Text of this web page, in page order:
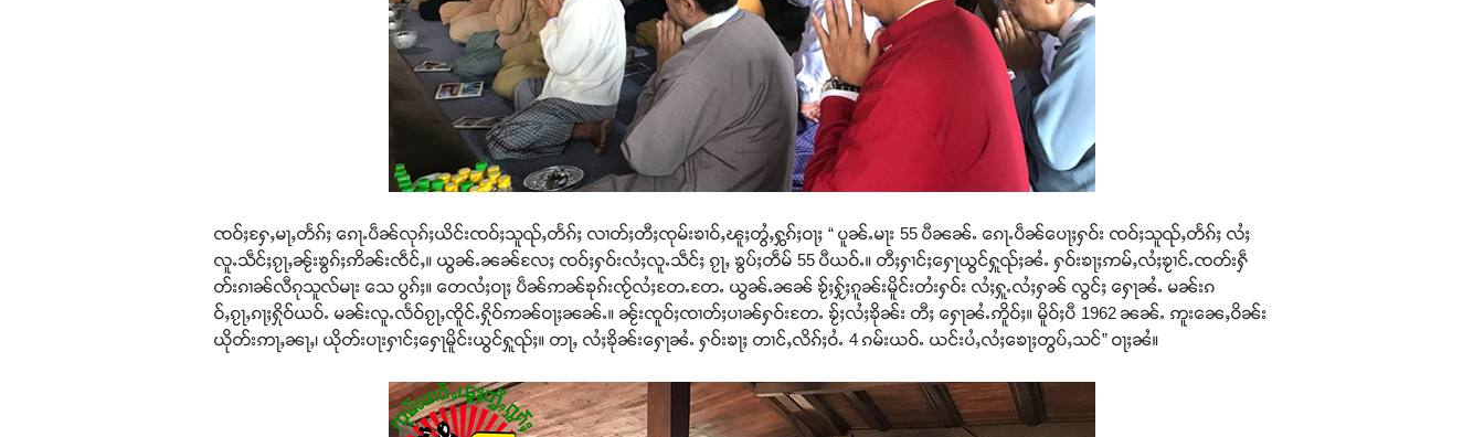
ၸဝ်ႈႁႄႇမႃႇတႅၵ်ႈ ၵေႃႉပဵၼ်လုၵ်ႈယိင်းၸဝ်ႈသူၺ်ႇတႅၵ်ႈ လၢတ်ႈတီႈၸုမ်းၶၢဝ်ႇၽူႈတွႆႇႁွၵ်ႈဝႃႈ “ ပူၼ်ႉမႃး 55 ပီၼၼ်ႉ ၵေႃႉပဵၼ်ပေႃႈႁဝ်း ၸဝ်ႈသူၺ်ႇတႅၵ်ႈ လႆႈ
လူႉသဵင်ႈၵႂႃႇၼႂ်းၶွၵ်ႈဢိၼ်းၸဵင်ႇ။ ယွၼ်ႉၼၼ်လႄႈ ၸဝ်ႈႁဝ်းလႆႈလူႉသဵင်ႈ ၵႂႃႇ ၶွပ်ႈတဵမ် 55 ပီယဝ်ႉ။ တီႈႁၢင်ႈႁေႃယွင်ႁူၺ်ႈၼႆႉ ႁဝ်းၶႃႈဢမ်ႇလႆႈၶႂၢင်ႉၸတ်းႁဵ
တ်းၵၢၼ်လီၵုသူလ်မႃး သေ ပွၵ်ႈ။ တေလႆႈဝႃႈ ပဵၼ်ဢၼ်ၶုၵ်းၸႂ်လႆႈတႄႉတႄႉ ယွၼ်ႉၼၼ် ၶႂ်ႈႁႂ်ႈၵူၼ်းမိူင်းတႆးႁဝ်း လႆႈႁူႉလႆႈႁၼ် လွင်ႈ ႁေႃၼႆႉ မၼ်းၵ
ဝ်ႇၵႂႃႇၵႃႈႁိုဝ်ယဝ်ႉ မၼ်းလူႉလႅဝ်ၵႂႃႇၸိူင်ႉႁိုဝ်ဢၼ်ဝႃႈၼၼ်ႉ။ ၼႂ်းၸူဝ်ႈၸၢတ်ႈပၢၼ်ႁဝ်းတႄႉ ၶႂ်ႈလႆႈၶိုၼ်း တီႈ ႁေႃၼႆႉဢိူဝ်ႈ။ မိူဝ်ႈပီ 1962 ၼၼ်ႉ ဢူးၼေႇဝိၼ်း
ယိုတ်းဢႃႇၼႃႇ၊ ယိုတ်းပႃးႁၢင်ႈႁေႃမိူင်းယွင်ႁူၺ်ႈ။ တႃႇ လႆႈၶိုၼ်းႁေႃၼႆႉ ႁဝ်းၶႃႈ တၢင်ႇလိၵ်ႈဝႆႉ 4 ၵမ်းယဝ်ႉ ယင်းပႆႇလႆႈၶေႃႈတွပ်ႇသင်” ဝႃႈၼႆ။